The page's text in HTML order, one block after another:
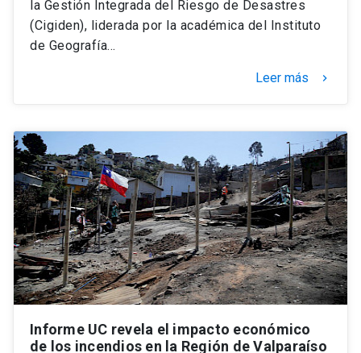
la Gestión Integrada del Riesgo de Desastres
(Cigiden), liderada por la académica del Instituto
de Geografía…
Leer más keyboard_arrow_right
Informe UC revela el impacto económico
de los incendios en la Región de Valparaíso